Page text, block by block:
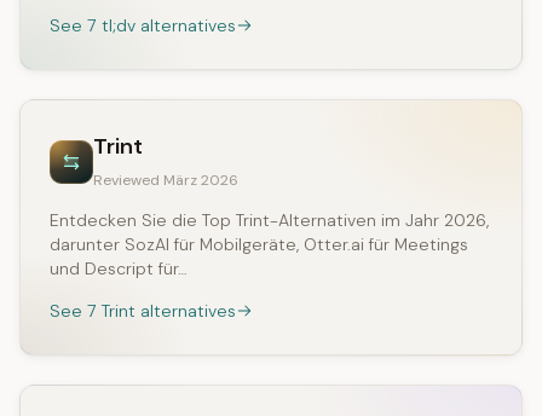
See 7 tl;dv alternatives
Trint
Reviewed März 2026
Entdecken Sie die Top Trint-Alternativen im Jahr 2026,
darunter SozAI für Mobilgeräte, Otter.ai für Meetings
und Descript für…
See 7 Trint alternatives